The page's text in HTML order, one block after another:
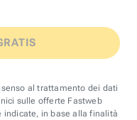
al trattamento dei dati
sulle offerte Fastweb
indicate, in base alla finalità